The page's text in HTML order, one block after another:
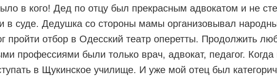
в кого! Дед по отцу был прекрасным адвокатом и не
в суде. Дедушка со стороны мамы организовывал
отбор в Одесский театр оперетты. Продолжить
профессиями были только врач, адвокат, педагог.
в Щукинское училище. И уже мой отец был